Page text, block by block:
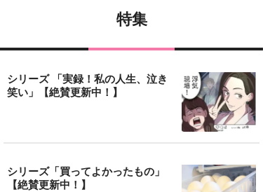
特集
シリーズ 「実録！私の人生、泣き
笑い」【絶賛更新中！】
シリーズ「買ってよかったもの」
【絶賛更新中！】